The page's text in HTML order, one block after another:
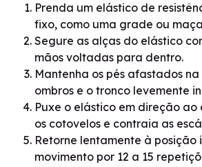
Prenda um elástico de
fixo, como uma grade ou
Segure as alças do elástico
mãos voltadas para dentro.
Mantenha os pés afastados
ombros e o tronco levemente
Puxe o elástico em direção ao
os cotovelos e contraia as
Retorne lentamente à posição
movimento por 12 a 15